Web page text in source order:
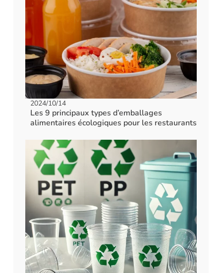
2024/10/14
Les 9 principaux types d’emballages
alimentaires écologiques pour les restaurants